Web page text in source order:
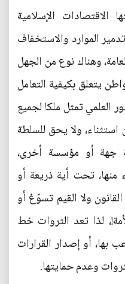
الاقتصادات الإسلامية
الموارد والاستخفاف
وهناك نوع من الجهل
يتعلق بكيفية التعامل
العلمي تمثل ملكا لجميع
ولا يحق للسلطة
جهة أو مؤسسة أخرى،
منها، تحت أية ذريعة أو
ولا القيم تسوّغ أو
لذا تعد الثروات خط
بها، أو إصدار القرارات
وعدم حمايتها.